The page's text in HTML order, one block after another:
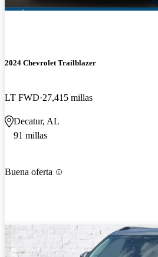
2024 Chevrolet Trailblazer
LT FWD 27,415 millas
Decatur, AL
91 millas
Buena oferta